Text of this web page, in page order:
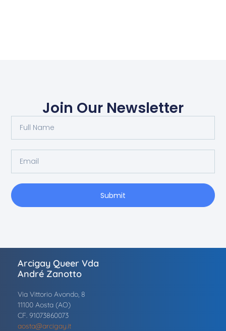
Join Our Newsletter
Submit
Arcigay Queer Vda
André Zanotto
Via Vittorio Avondo, 8
11100 Aosta (AO)
CF. 91073860073
aosta@arcigay.it